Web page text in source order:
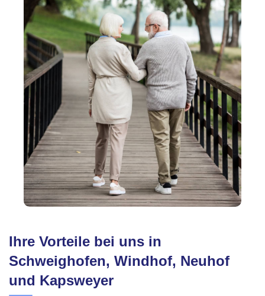
Ihre Vorteile bei uns in
Schweighofen, Windhof, Neuhof
und Kapsweyer